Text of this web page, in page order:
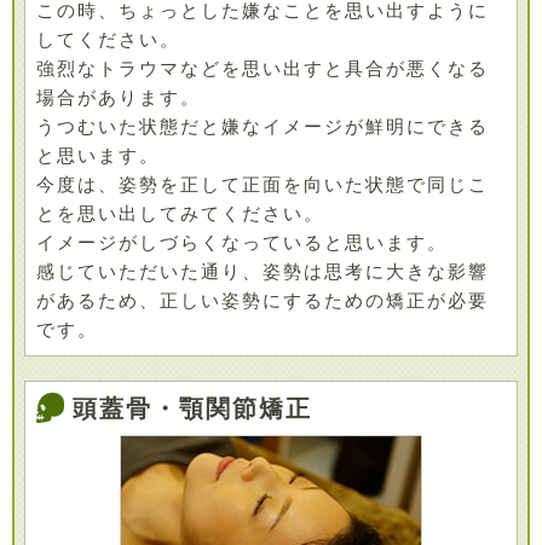
この時、ちょっとした嫌なことを思い出すように
してください。
強烈なトラウマなどを思い出すと具合が悪くなる
場合があります。
うつむいた状態だと嫌なイメージが鮮明にできる
と思います。
今度は、姿勢を正して正面を向いた状態で同じこ
とを思い出してみてください。
イメージがしづらくなっていると思います。
感じていただいた通り、姿勢は思考に大きな影響
があるため、正しい姿勢にするための矯正が必要
です。
頭蓋骨・顎関節矯正